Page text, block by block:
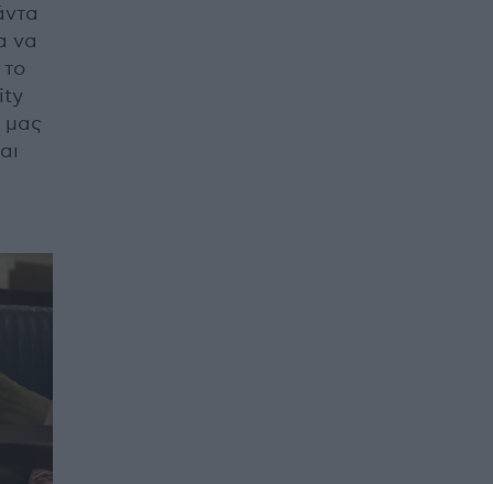
να
μας